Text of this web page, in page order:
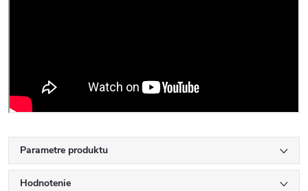
Parametre produktu
Hodnotenie